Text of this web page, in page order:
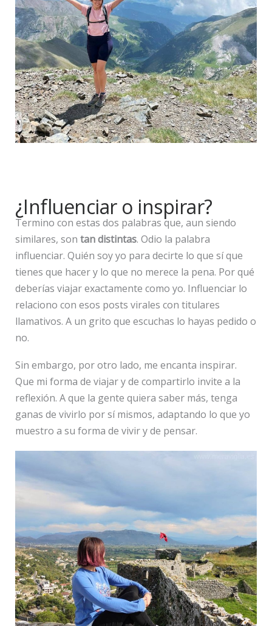
¿Influenciar o inspirar?
Termino con estas dos palabras que, aun siendo
similares, son tan distintas. Odio la palabra
influenciar. Quién soy yo para decirte lo que sí que
tienes que hacer y lo que no merece la pena. Por qué
deberías viajar exactamente como yo. Influenciar lo
relaciono con esos posts virales con titulares
llamativos. A un grito que escuchas lo hayas pedido o
no.
Sin embargo, por otro lado, me encanta inspirar.
Que mi forma de viajar y de compartirlo invite a la
reflexión. A que la gente quiera saber más, tenga
ganas de vivirlo por sí mismos, adaptando lo que yo
muestro a su forma de vivir y de pensar.